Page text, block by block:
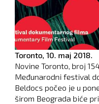
Toronto, 10. maj 2018.
Novine Toronto, broj
Međunarodni festival
Beldocs počeo je u
širom Beograda biće